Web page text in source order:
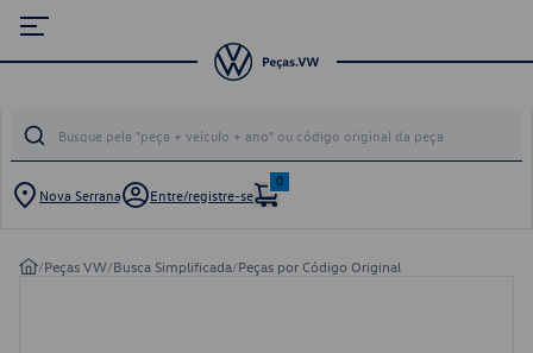
Nova Serrana Entre/registre-se
0
/Peças VW/Busca Simplificada/Peças por Código Original